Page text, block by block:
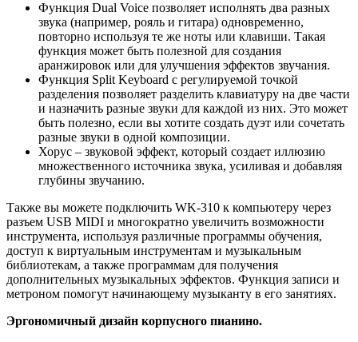
Функция Dual Voice позволяет исполнять два разных
звука (например, рояль и гитара) одновременно,
повторно используя те же ноты или клавиши. Такая
функция может быть полезной для создания
аранжировок или для улучшения эффектов звучания.
Функция Split Keyboard с регулируемой точкой
разделения позволяет разделить клавиатуру на две части
и назначить разные звуки для каждой из них. Это может
быть полезно, если вы хотите создать дуэт или сочетать
разные звуки в одной композиции.
Хорус – звуковой эффект, который создает иллюзию
множественного источника звука, усиливая и добавляя
глубины звучанию.
Также вы можете подключить WK-310 к компьютеру через
разъем USB MIDI и многократно увеличить возможности
инструмента, используя различные программы обучения,
доступ к виртуальным инструментам и музыкальным
библиотекам, а также программам для получения
дополнительных музыкальных эффектов. Функция записи и
метроном помогут начинающему музыканту в его занятиях.
Эргономичный дизайн корпусного пианино.